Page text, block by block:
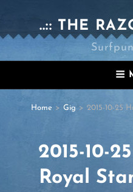
..:: THE
Home > Gig > 2015-10-25
2015-10-
Royal